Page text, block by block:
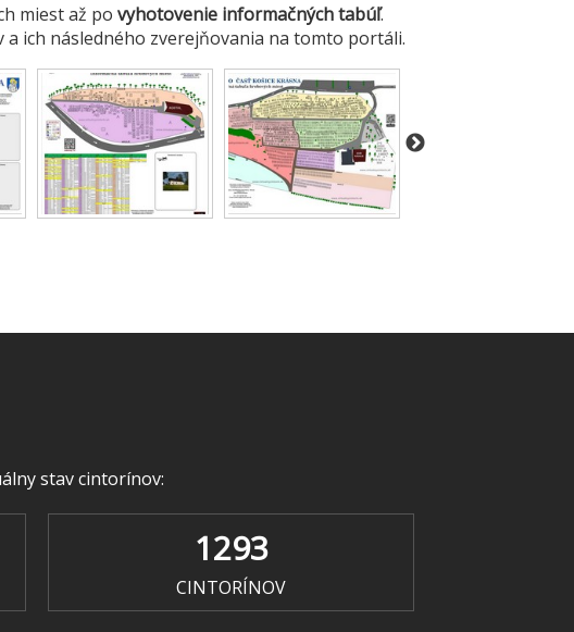
miest až po vyhotovenie informačných tabúľ.
ich následného zverejňovania na tomto portáli.
stav cintorínov:
1293
CINTORÍNOV